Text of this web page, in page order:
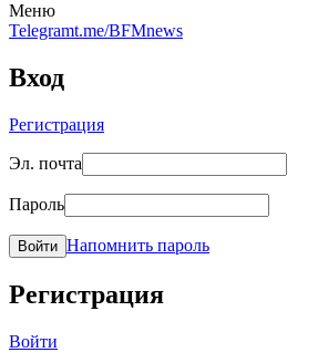
Меню
Telegramt.me/BFMnews
Вход
Регистрация
Эл. почта
Пароль
Войти Напомнить пароль
Регистрация
Войти